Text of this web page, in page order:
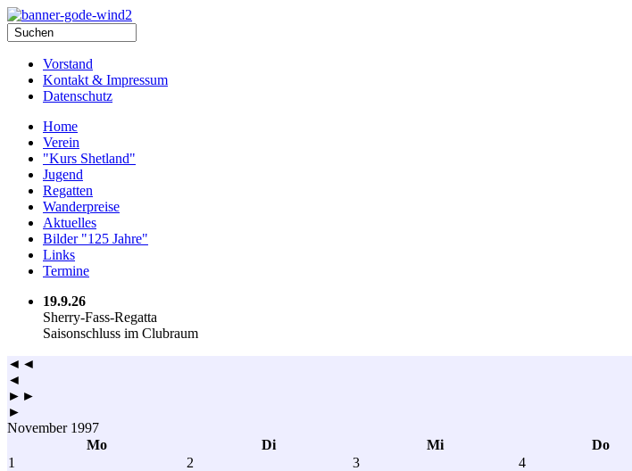
Vorstand
Kontakt & Impressum
Datenschutz
Home
Verein
"Kurs Shetland"
Jugend
Regatten
Wanderpreise
Aktuelles
Bilder "125 Jahre"
Links
Termine
19.9.26
Sherry-Fass-Regatta
Saisonschluss im Clubraum
◄◄
◄
►►
►
November 1997
Mo
Di Mi Do
1
2 3 4